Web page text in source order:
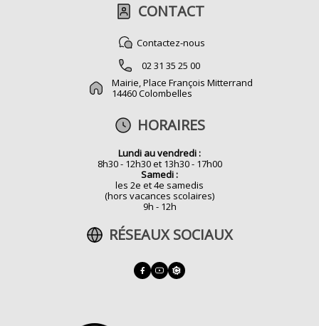
CONTACT
Contactez-nous
02 31 35 25 00
Mairie, Place François Mitterrand
14460 Colombelles
HORAIRES
Lundi au vendredi :
8h30 - 12h30 et 13h30 - 17h00
Samedi :
les 2e et 4e samedis
(hors vacances scolaires)
9h - 12h
RÉSEAUX SOCIAUX